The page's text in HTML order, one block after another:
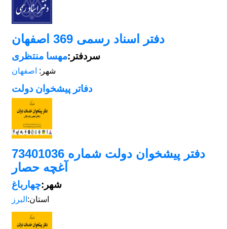
دفتر اسناد رسمی 369 اصفهان
سردفتر:مهسا منتظری
شهر: اصفهان
دفاتر پیشخوان دولت
دفتر پیشخوان دولت شماره 73401036
آغچه حصار
شهر:چهارباغ
استان: البرز